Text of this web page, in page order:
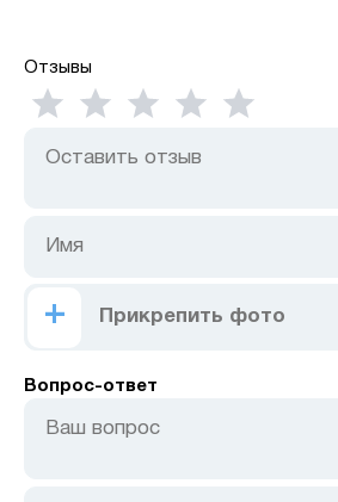
Отзывы
Прикрепить фото
Вопрос-ответ